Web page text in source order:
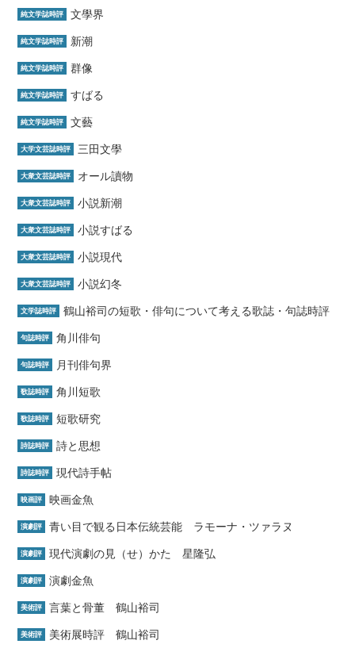
純文学誌時評 文學界
純文学誌時評 新潮
純文学誌時評 群像
純文学誌時評 すばる
純文学誌時評 文藝
大学文芸誌時評 三田文學
大衆文芸誌時評 オール讀物
大衆文芸誌時評 小説新潮
大衆文芸誌時評 小説すばる
大衆文芸誌時評 小説現代
大衆文芸誌時評 小説幻冬
文学誌時評 鶴山裕司の短歌・俳句について考える歌誌・句誌時評
句誌時評 角川俳句
句誌時評 月刊俳句界
歌誌時評 角川短歌
歌誌時評 短歌研究
詩誌時評 詩と思想
詩誌時評 現代詩手帖
映画評 映画金魚
演劇評 青い目で観る日本伝統芸能 ラモーナ・ツァラヌ
演劇評 現代演劇の見（せ）かた 星隆弘
演劇評 演劇金魚
美術評 言葉と骨董 鶴山裕司
美術評 美術展時評 鶴山裕司